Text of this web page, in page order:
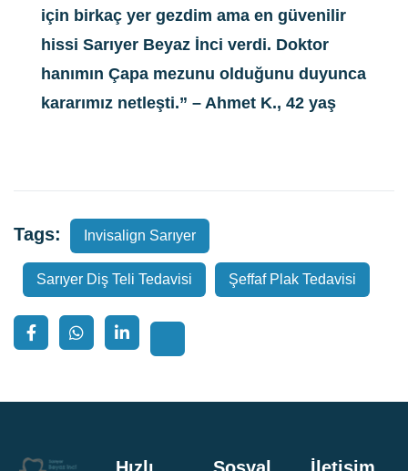
için birkaç yer gezdim ama en güvenilir
hissi Sarıyer Beyaz İnci verdi. Doktor
hanımın Çapa mezunu olduğunu duyunca
kararımız netleşti.” – Ahmet K., 42 yaş
Tags: Invisalign Sarıyer
Sarıyer Diş Teli Tedavisi Şeffaf Plak Tedavisi